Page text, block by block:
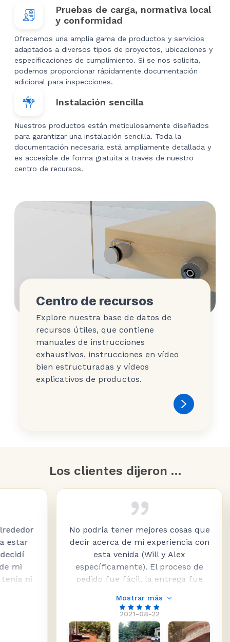
Pruebas de carga, normativa local
y conformidad
Ofrecemos una amplia gama de productos y servicios
adaptados a diversos tipos de proyectos, ubicaciones y
especificaciones de cumplimiento. Si se nos solicita,
podemos proporcionar rápidamente documentación
adicional para inspecciones.
Instalación sencilla
Nuestros productos están meticulosamente diseñados
para garantizar una instalación sencilla. Toda la
documentación necesaria está ampliamente detallada y
es accesible de forma gratuita a través de nuestro
centro de recursos.
Centro de recursos
Explore nuestra base de datos de
recursos útiles, que contiene
manuales de instrucciones
exhaustivos, instrucciones en vídeo
bien estructuradas y vídeos
explicativos de productos.
Los clientes dijeron …
ni
2021-08-22
No podría tener mejores cosas que
decir acerca de mi experiencia con
esta venida (Will y Alex
específicamente). El proceso de
pedido fue fácil, la entrega fue
era cerca de 2500 libras de vidrio,
para una barandilla de 135 pies), y
el servicio a lo largo de la
Mostrar más